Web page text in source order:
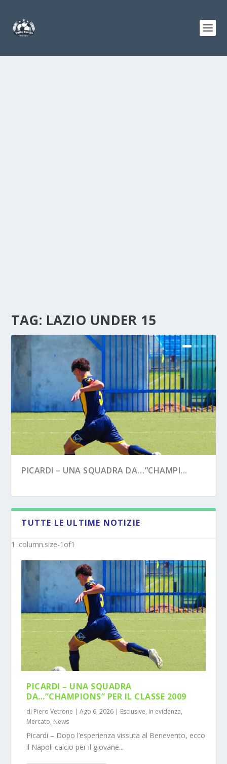
TAG: LAZIO UNDER 15
PICARDI – UNA SQUADRA DA…”CHAMPI...
PECORARO – DAL “TERZO TEMPO” AL ...
MISTER MICHELE SACCO (INTERVISTA):”10
ANNI C...
TUTTE LE ULTIME NOTIZIE
PICARDI – UNA SQUADRA
DA…”CHAMPIONS” PER IL CLASSE 2009
di Piero Vetrone |Ago 6, 2026 | Esclusive, In evidenza,
Mercato, News
Picardi – Dopo l’esperienza vissuta al Benevento, ecco
il Napoli calcio per il giovane...